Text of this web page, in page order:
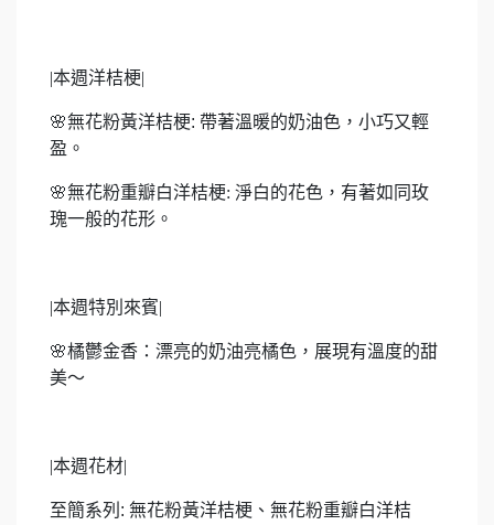
|本週洋桔梗|
🌸無花粉黃洋桔梗: 帶著溫暖的奶油色，小巧又輕
盈。
🌸無花粉重瓣白洋桔梗: 淨白的花色，有著如同玫
瑰一般的花形。
|本週特別來賓|
🌸橘鬱金香：漂亮的奶油亮橘色，展現有溫度的甜
美～
|本週花材|
至簡系列: 無花粉黃洋桔梗、無花粉重瓣白洋桔